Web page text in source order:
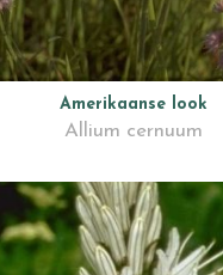
Amerikaanse look
Allium cernuum